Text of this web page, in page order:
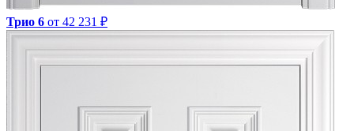
Трио 6 от 42 231 ₽